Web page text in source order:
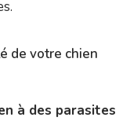
de votre chien
à des parasites